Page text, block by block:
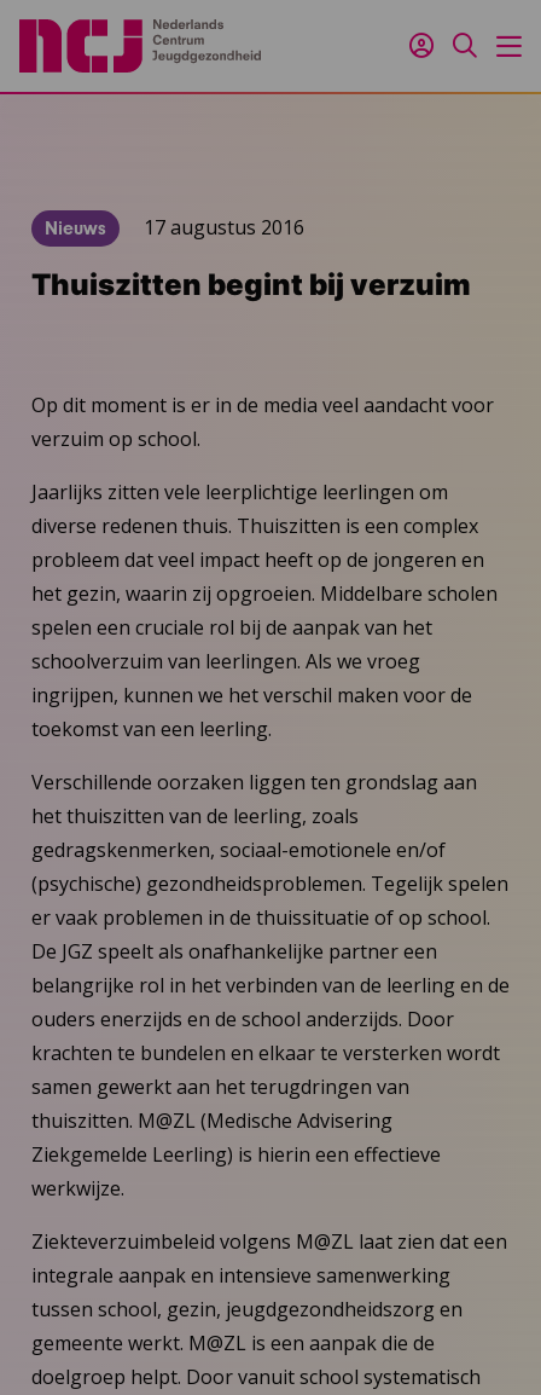
Inloggen
Zoeken
Nieuws 17 augustus 2016
Thuiszitten begint bij verzuim
Op dit moment is er in de media veel aandacht voor
verzuim op school.
Jaarlijks zitten vele leerplichtige leerlingen om
diverse redenen thuis. Thuiszitten is een complex
probleem dat veel impact heeft op de jongeren en
het gezin, waarin zij opgroeien. Middelbare scholen
spelen een cruciale rol bij de aanpak van het
schoolverzuim van leerlingen. Als we vroeg
ingrijpen, kunnen we het verschil maken voor de
toekomst van een leerling.
Verschillende oorzaken liggen ten grondslag aan
het thuiszitten van de leerling, zoals
gedragskenmerken, sociaal-emotionele en/of
(psychische) gezondheidsproblemen. Tegelijk spelen
er vaak problemen in de thuissituatie of op school.
De JGZ speelt als onafhankelijke partner een
belangrijke rol in het verbinden van de leerling en de
ouders enerzijds en de school anderzijds. Door
krachten te bundelen en elkaar te versterken wordt
samen gewerkt aan het terugdringen van
thuiszitten. M@ZL (Medische Advisering
Ziekgemelde Leerling) is hierin een effectieve
werkwijze.
Ziekteverzuimbeleid volgens M@ZL laat zien dat een
integrale aanpak en intensieve samenwerking
tussen school, gezin, jeugdgezondheidszorg en
gemeente werkt. M@ZL is een aanpak die de
doelgroep helpt. Door vanuit school systematisch